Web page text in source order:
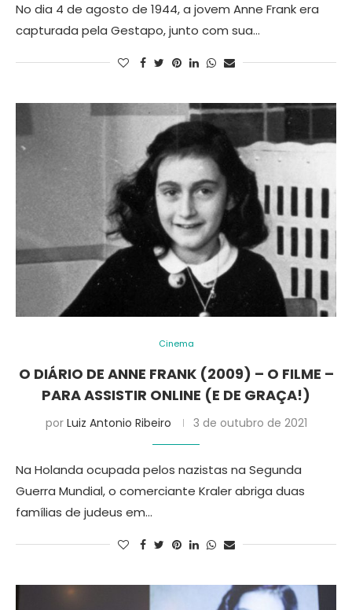
No dia 4 de agosto de 1944, a jovem Anne Frank era
capturada pela Gestapo, junto com sua…
Cinema
O DIÁRIO DE ANNE FRANK (2009) – O FILME –
PARA ASSISTIR ONLINE (E DE GRAÇA!)
por Luiz Antonio Ribeiro 3 de outubro de 2021
Na Holanda ocupada pelos nazistas na Segunda
Guerra Mundial, o comerciante Kraler abriga duas
famílias de judeus em…